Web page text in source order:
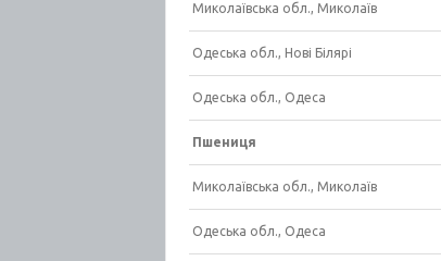
Миколаївська обл., Миколаїв
Одеська обл., Нові Білярі
Одеська обл., Одеса
Пшениця
Миколаївська обл., Миколаїв
Одеська обл., Одеса